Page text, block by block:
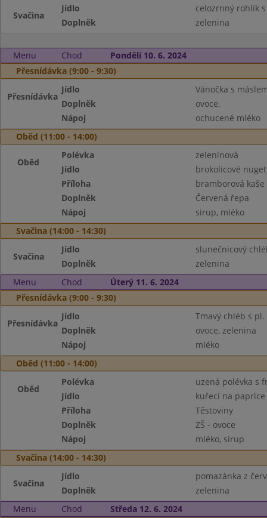
Svačina
Jídlo
celozrnný rohlík
Doplněk
zelenina
Menu Chod
Pondělí 10. 6. 2024
Přesnídávka (9:00 - 9:30)
Přesnídávka
Jídlo
Vánočka s
Doplněk
ovoce,
Nápoj
ochucené mléko
Oběd (11:00 - 14:00)
Oběd
Polévka
zeleninová
Jídlo
brokolicové
Příloha
bramborová kaše
Doplněk
Červená řepa
Nápoj
sirup, mléko
Svačina (14:00 - 14:30)
Svačina
Jídlo
slunečnicový
Doplněk
zelenina
Menu
Chod
Úterý 11. 6. 2024
Přesnídávka (9:00 - 9:30)
Přesnídávka
Jídlo
Tmavý chléb s pl.
Doplněk
ovoce, zelenina
Nápoj
mléko
Oběd (11:00 - 14:00)
Oběd
Polévka
uzená polévka s
Jídlo
kuřecí na paprice
Příloha
Těstoviny
Doplněk
ZŠ - ovoce
Nápoj
mléko, sirup
Svačina (14:00 - 14:30)
Svačina
Jídlo
pomazánka z
Doplněk
zelenina
Menu
Chod
Středa 12. 6. 2024